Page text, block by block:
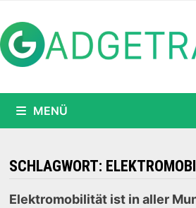
Inhalt
springen
MENÜ
SCHLAGWORT:
Elektromobilität ist in aller